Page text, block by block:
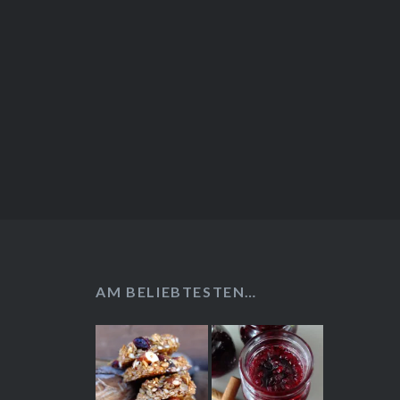
AM BELIEBTESTEN…